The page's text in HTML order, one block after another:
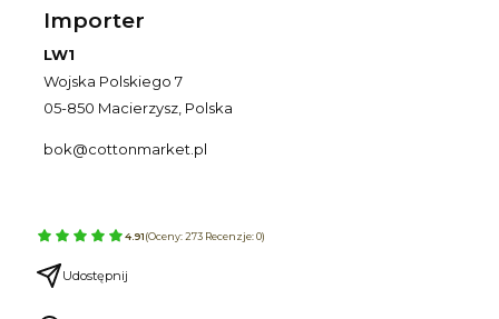
Importer
LW1
Wojska Polskiego 7
05-850 Macierzysz, Polska
bok@cottonmarket.pl
4.91(Oceny: 273 Recenzje: 0)
Udostępnij